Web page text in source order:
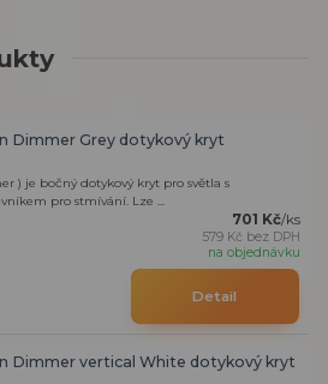
Dimmer Grey dotykový kryt
) je bočný dotykový kryt pro světla s
pro stmívání. Lze ...
701 Kč/ks
579 Kč bez DPH
na objednávku
Detail
Dimmer vertical White dotykový kryt